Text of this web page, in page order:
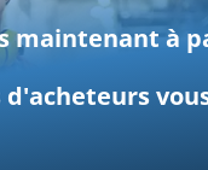
maintenant à
d'acheteurs